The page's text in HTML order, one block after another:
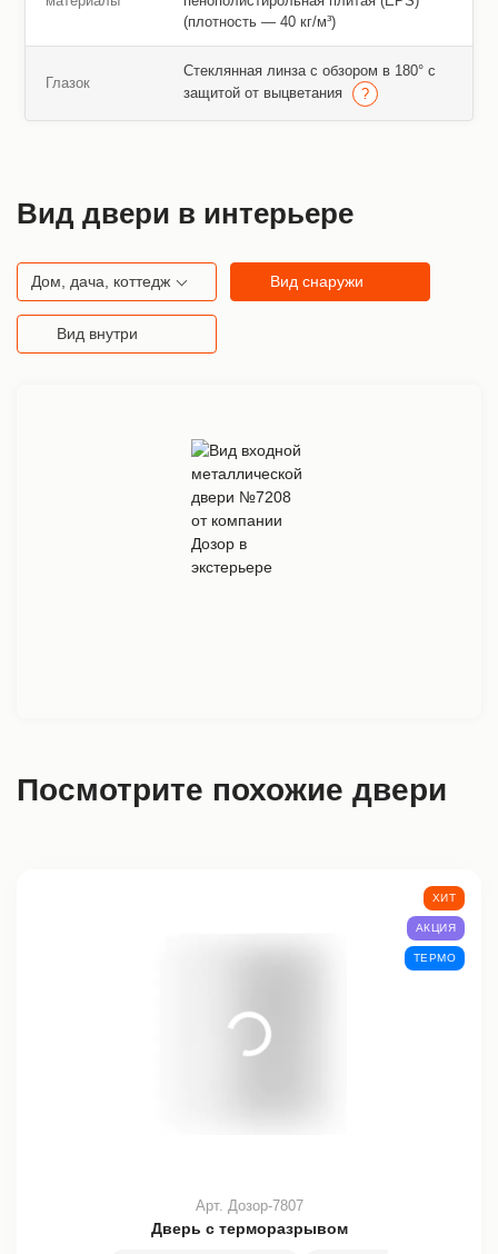
(плотность — 40 кг/м³)
Глазок
Стеклянная линза с обзором в 180° с
защитой от выцветания
Вид двери в интерьере
Дом, дача, коттедж Вид снаружи
Вид внутри
Посмотрите похожие двери
Дверь с терморазрывом
Арт. Дозор-7807
ХИТ
АКЦИЯ
ТЕРМО